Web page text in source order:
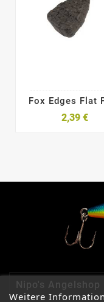
Fox Edges Flat
2,39 €
Nipo's Angelshop
Weitere